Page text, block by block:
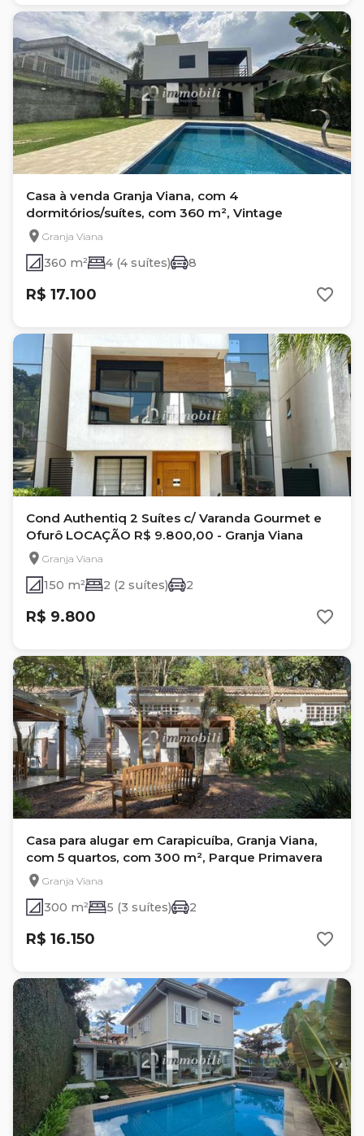
Casa à venda Granja Viana, com 4
dormitórios/suítes, com 360 m², Vintage
Granja Viana
360 m² 4 (4 suítes) 8
R$ 17.100
Cond Authentiq 2 Suítes c/ Varanda Gourmet e
Ofurô LOCAÇÃO R$ 9.800,00 - Granja Viana
Granja Viana
150 m² 2 (2 suítes) 2
R$ 9.800
Casa para alugar em Carapicuíba, Granja Viana,
com 5 quartos, com 300 m², Parque Primavera
Granja Viana
300 m² 5 (3 suítes) 2
R$ 16.150